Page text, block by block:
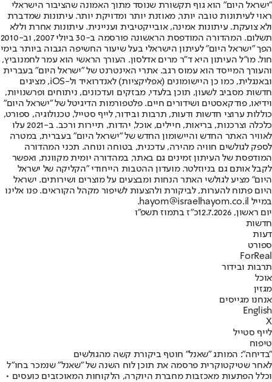
"ישראל היום" הוא גוף תקשורת שנוסד מתוך האמונה שהציבור הישראלי
ראוי לעיתונות טובה יותר, מאוזנת יותר ומדויקת יותר. עיתונות שמדברת
ולא צועקת. עיתונות אמינה, אובייקטיבית ועניינית. עיתונות אחרת וללא
תשלום. המהדורה המודפסת הראשונה פורסמה ב-30 ביולי 2007, וב-2010
הפך "ישראל היום" לעיתון הישראלי בעל שיעור החשיפה הגבוה ביותר בימי
חול. מו"ל העיתון היא ד"ר מרים אדלסון. העורך הראשי הוא עמר לחמנוביץ,
והעורך המייסד הוא עמוס רגב. אתרי האינטרנט של "ישראל היום" בעברית
ובאנגלית, כמו כן היישומונים (אפליקציות) לאנדרואיד ול-iOS, מציגים
חדשות מסביב לשעון, תוכן בלעדי, מבזקים ועדכונים, ניתוחים ופרשנויות,
וידיאו, פודקאסטים ושידורים חיים. פלטפורמות הדיגיטל של "ישראל היום"
כוללות ערוצי חדשות ודעות, תרבות ובידור, לייף סטייל, טכנולוגיה, ספורט,
כלכלה וצרכנות, בריאות, חיילים, אוכל, יהדות, תיירות ורכב. ב-2021 עלו
לאוויר האתר החדש והיישומון החדש של "ישראל היום" בעברית, במטרה
לספק לגולשים חוויה מהירה, עדכנית, בטוחה ונוחה. תכני המהדורה
המודפסת של העיתון זמינים גם באתר, במהדורה יומית מקוונת, ואפשר
לקבל אותם גם בניוזלטר. מועדון ההטבות הייחודי "הקליקה של ישראל
היום" מציע לגולשי האתר הנחות ומבצעים על מוצרים ושירותים. ישראל
היום פתוח להערות, לביקורת ולהצעות לשיפור מקהל הקוראים. פנו אלינו
במייל hayom@israelhayom.co.il.
יום ראשון, 12.7.2026
כ"ז בתמוז תשפ"ו
חדשות
דעות
ספורט
ForReal
תרבות ובידור
אוכל
מגזין
אנחנו מגייסים
English
X
לייף סטייל
טיפוח
"בדיחה": המותג "שאנל" חוטף ביקורת קשה מהגולשים
לאחר שטיקטוקרית פרסמה את תוכן לוח השנה של "שאנל" שנמכר בחו"ל
וכלל הפתעות מאכזבות מחברת היוקרה, הלקוחות המאוכזבים כועסים •